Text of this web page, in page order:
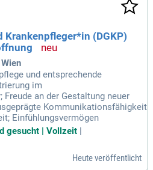
(DGKP)
und entsprechende
im
an der Gestaltung neuer
Kommunikationsfähigkeit
Einfühlungsvermögen
gesucht | Vollzeit |
Heute veröffentlicht